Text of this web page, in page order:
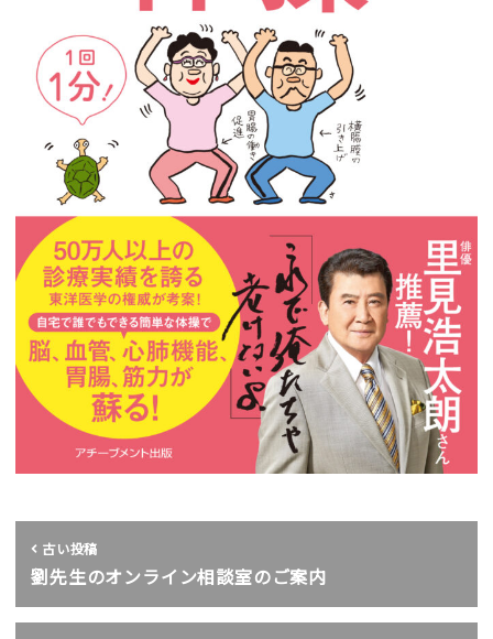
古い投稿
劉先生のオンライン相談室のご案内